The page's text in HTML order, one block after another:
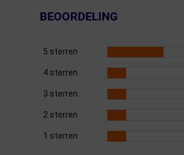
Sportvoeding en Verzorging
Fietstassen & Rugzakken
Fietsendragers & Fietskoffers
Fietstrainers
Hardlopen
Overige sporten & cadeaubon
BEOORDELING
5 sterren
4 sterren
3 sterren
2 sterren
1 sterren